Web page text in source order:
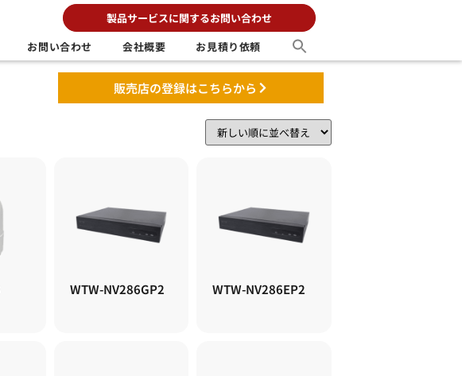
製品サービスに関するお問い合わせ
お問い合わせ 会社概要 お見積り依頼
販売店の登録はこちらから
WTW-NV286GP2 WTW-NV286EP2